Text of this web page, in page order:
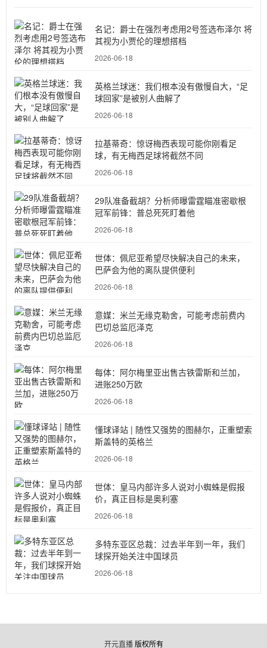
名记：爵士在强烈考虑用2号签选布泽尔 将
其视为小贾伦的理想搭档
2026-06-18
英格兰球迷：我们根本没有傲慢自大，“足
球回家”是被别人曲解了
2026-06-18
拉基蒂奇：惊讶梅西表现可能你刚看足
球，有无梅西足球将截然不同
2026-06-18
29队准备截胡？分析师曝雷霆瞄准密歇根
冠军前锋：普总死死盯着他
2026-06-18
世体：佩尼亚希望尽快解决自己的未来，
巴萨会为他的离队提供便利
2026-06-18
意媒：米兰无缘克勒舍，可能考虑前费内
巴切总监厄泽克
2026-06-18
每体：阿尔梅里亚出售古铁雷斯和兰加，
进账250万欧
2026-06-18
懂球译站 | 随性又强势的图赫尔，正重塑索
斯盖特的英格兰
2026-06-18
世体：皇马内部许多人说对小蜘蛛是假报
价，真正目标是奥利塞
2026-06-18
多特东亚区总裁：过去半年到一年，我们
球探开始关注中国球员
2026-06-18
开元直播版权所有